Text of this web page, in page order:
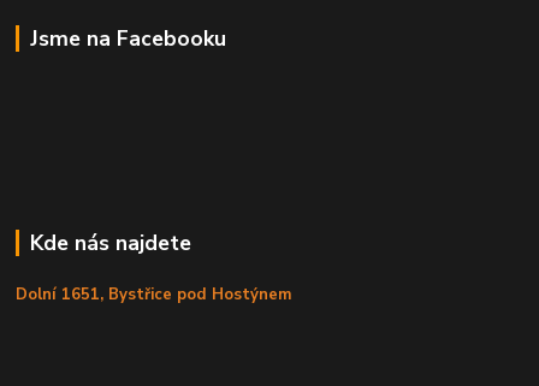
Jsme na Facebooku
Kde nás najdete
Dolní 1651, Bystřice pod Hostýnem